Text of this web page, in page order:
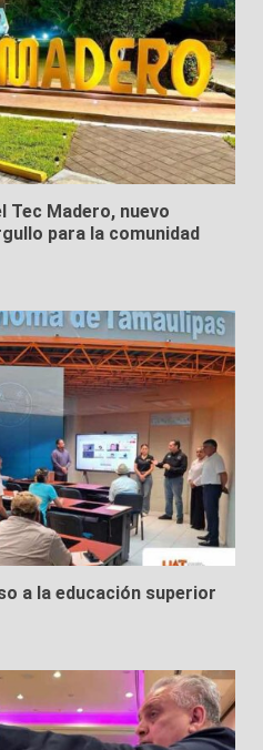
Tec Madero, nuevo
para la comunidad
a la educación superior